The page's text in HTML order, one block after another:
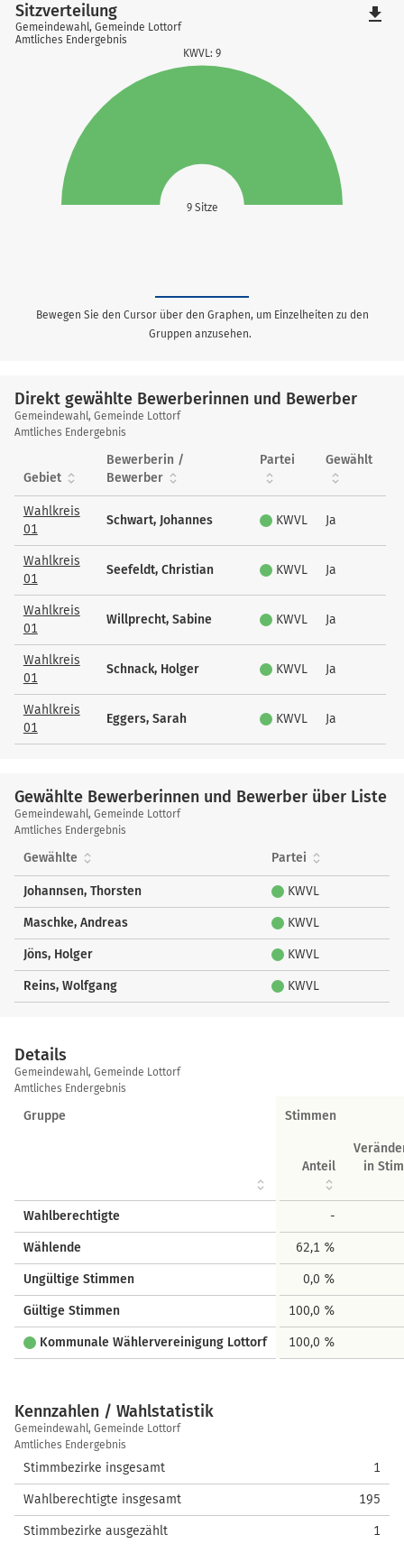
9 Sitze
KWVL: 9
Sitzverteilung
Gemeindewahl, Gemeinde Lottorf
Amtliches Endergebnis
file_download
Bewegen Sie den Cursor über den Graphen, um Einzelheiten zu den
Gruppen anzusehen.
Direkt gewählte Bewerberinnen und Bewerber
Direkt
gewählte
Bewerberinnen
und
Bewerber
Gemeindewahl, Gemeinde Lottorf
Amtliches Endergebnis
Gebiet
Bewerberin /
Bewerber
Partei Gewählt
Wahlkreis
01
Schwart, Johannes KWVL Ja
Wahlkreis
01
Seefeldt, Christian KWVL Ja
Wahlkreis
01
Willprecht, Sabine KWVL Ja
Wahlkreis
01
Schnack, Holger KWVL Ja
Wahlkreis
01
Eggers, Sarah KWVL Ja
Gewählte Bewerberinnen und Bewerber über Liste
Gewählte
Bewerberinnen
und
über
Liste
Gemeindewahl, Gemeinde Lottorf
Amtliches Endergebnis
Gewählte Partei
Johannsen, Thorsten KWVL
Maschke, Andreas KWVL
Jöns, Holger KWVL
Reins, Wolfgang KWVL
Details
Details
Gemeindewahl, Gemeinde Lottorf
Amtliches Endergebnis
Gruppe Stimmen
Anteil
in
Wahlberechtigte -
Wählende 62,1 %
Ungültige Stimmen 0,0 %
Gültige Stimmen 100,0 %
Kommunale Wählervereinigung Lottorf 100,0 %
Kennzahlen / Wahlstatistik
Kennzahlen
/
Wahlstatistik
Gemeindewahl, Gemeinde Lottorf
Amtliches Endergebnis
Stimmbezirke insgesamt 1
Wahlberechtigte insgesamt 195
Stimmbezirke ausgezählt 1